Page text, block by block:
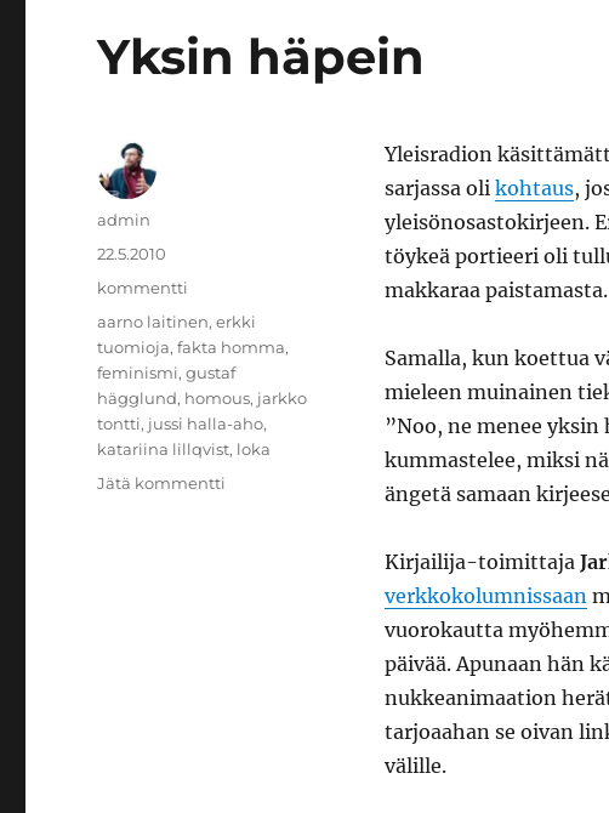
Yksin häpein
Yleisradion
sarjassa oli kohtaus,
yleisönosastokirjeen.
töykeä portieeri oli
makkaraa
Samalla, kun koettua
mieleen muinainen
”Noo, ne menee
kummastelee, miksi
ängetä samaan
Kirjailija-toimittaja
verkkokolumnissaan
vuorokautta
päivää. Apunaan hän
nukkeanimaation
tarjoaahan se oivan
välille.
Kirjoittaja
admin
Julkaistu
22.5.2010
Kategoriat
kommentti
Avainsanat
aarno laitinen,erkki
tuomioja,fakta homma,
feminismi,gustaf
hägglund, homous, jarkko
tontti, jussi halla-aho,
katariina lillqvist, loka
Jätä kommentti